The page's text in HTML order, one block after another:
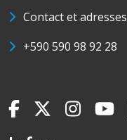
Contact et adresses
+590 590 98 92 28